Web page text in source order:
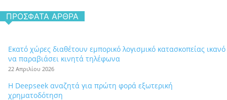
ΠΡΌΣΦΑΤΑ ΆΡΘΡΑ
Εκατό χώρες διαθέτουν εμπορικό λογισμικό κατασκοπείας ικανό
να παραβιάσει κινητά τηλέφωνα
22 Απριλίου 2026
Η Deepseek αναζητά για πρώτη φορά εξωτερική
χρηματοδότηση